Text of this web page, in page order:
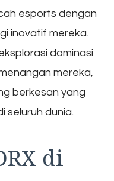
esports dengan
inovatif mereka.
dominasi
mereka,
berkesan yang
seluruh dunia.
di